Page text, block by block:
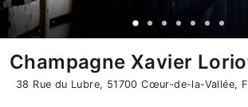
Champagne Xavier
38 Rue du Lubre, 51700 Cœur-de-la-Vallée,